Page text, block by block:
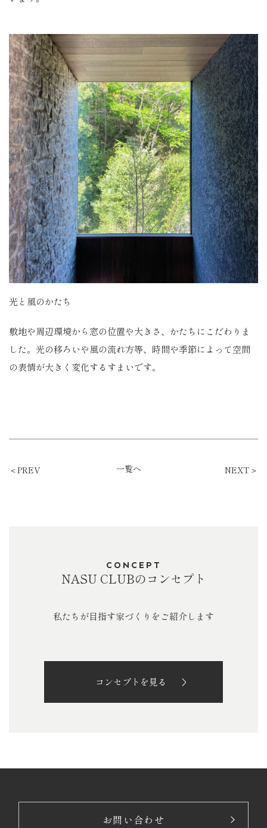
光と風のかたち
敷地や周辺環境から窓の位置や大きさ、かたちにこだわりま
した。光の移ろいや風の流れ方等、時間や季節によって空間
の表情が大きく変化するすまいです。
＜PREV 一覧へ NEXT＞
CONCEPT
NASU CLUBのコンセプト
私たちが目指す家づくりをご紹介します
コンセプトを見る
お問い合わせ